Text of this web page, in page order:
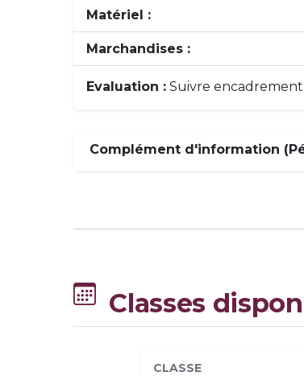
Matériel :
Marchandises :
Evaluation : Suivre encadrement
Complément d'information
Classes
CLASSE